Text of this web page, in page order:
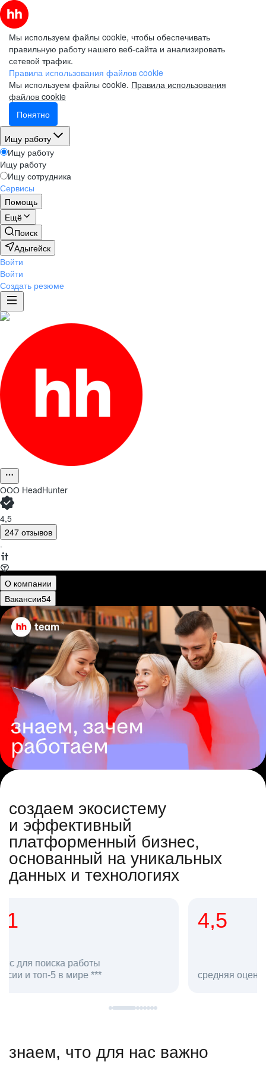
Мы используем файлы cookie, чтобы обеспечивать
правильную работу нашего веб-сайта и анализировать
сетевой трафик.
Правила использования файлов cookie
Мы используем файлы cookie. Правила использования
файлов cookie
Понятно
Ищу работу
Ищу работу
Ищу работу
Ищу сотрудника
Сервисы
Помощь
Ещё
Поиск
Адыгейск
Войти
Войти
Создать резюме
ООО HeadHunter
4,5
247 отзывов
·
О компании
Вакансии54
создаем экосистему
и эффективный
платформенный бизнес,
основанный на уникальных
данных и технологиях
средняя оценка hh.ru как работодателя **
в hh.ru
знаем, что для нас важно